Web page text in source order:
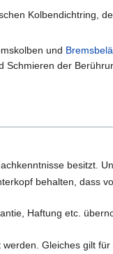
Kolbendichtring,
und
der
besitzt.
behalten, dass
Haftung etc.
Gleiches gilt für